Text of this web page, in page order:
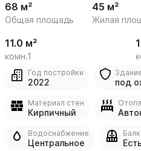
68 м²
Общая площадь
45 м²
Жилая
11.0 м²
комн.1
Год постройки
2022 под
Материал стен
Кирпичный
Водоснабжение
Центральное